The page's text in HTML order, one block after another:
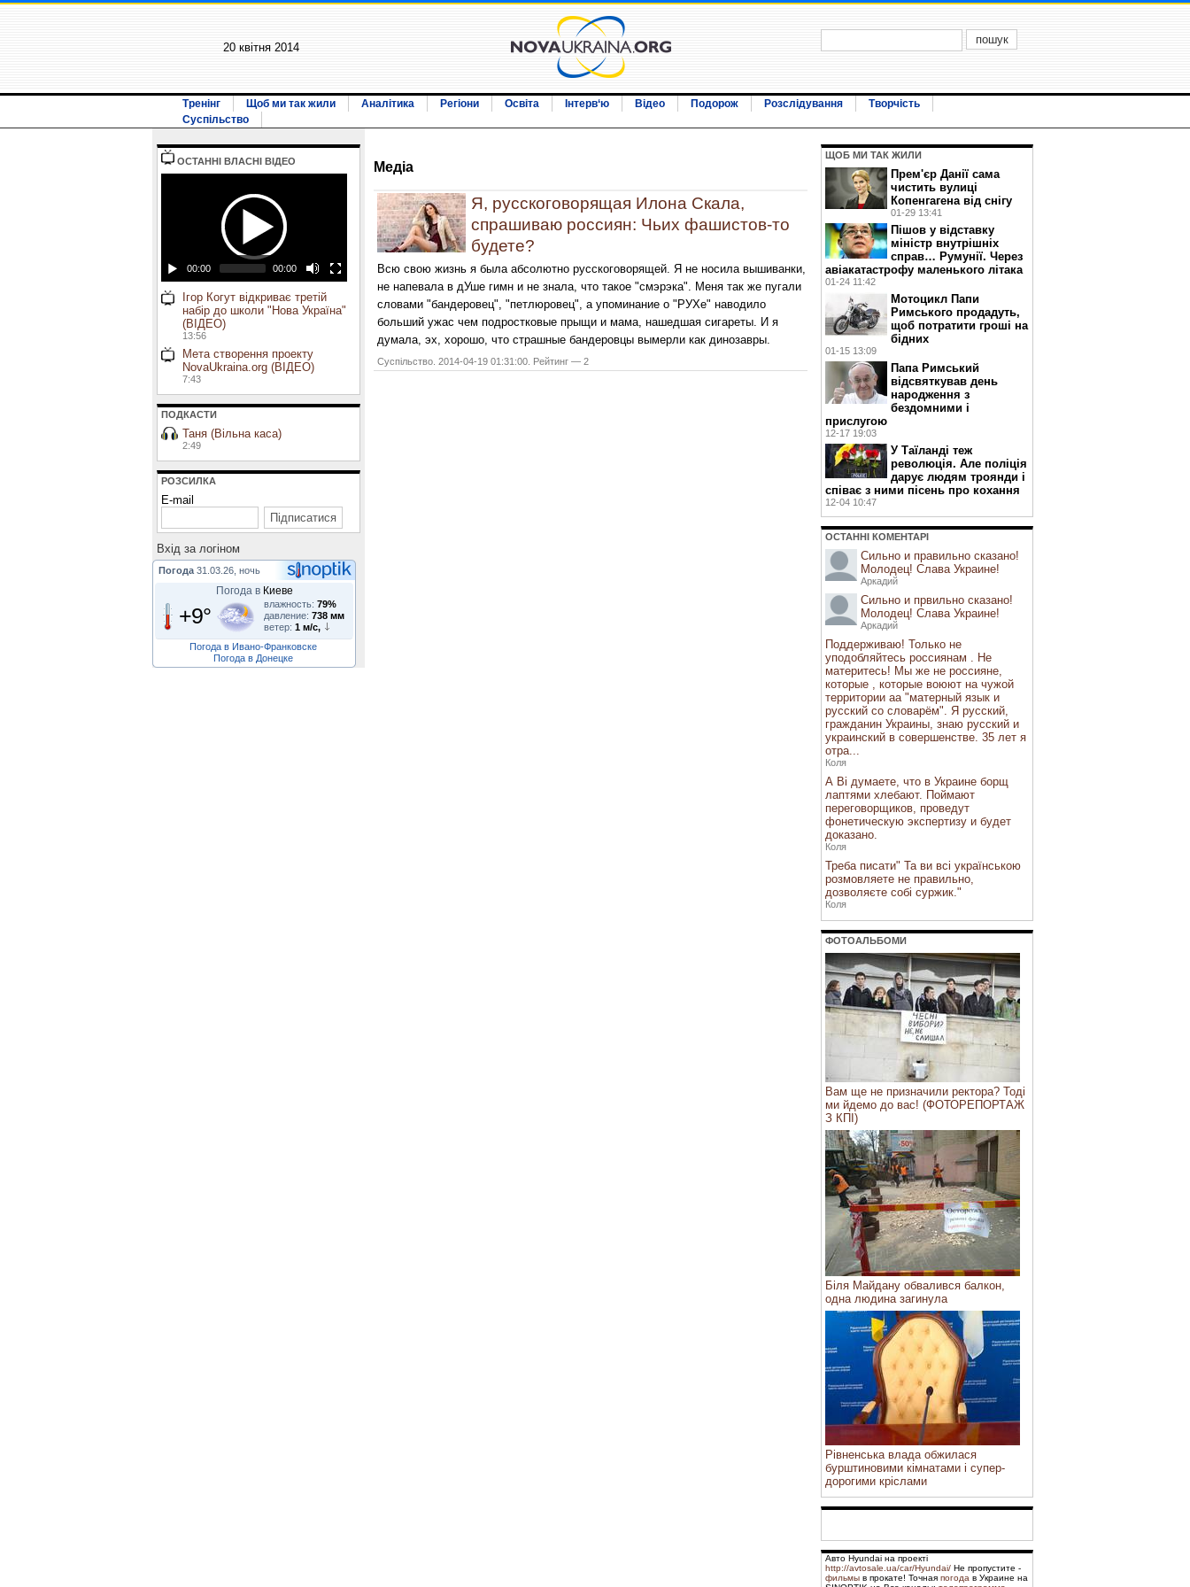
20 квiтня 2014
Тренінг Щоб ми так жили Аналітика Регіони Освіта Інтерв‘ю Відео Подорож Розслідування
Творчість
Суспільство
ОСТАННI ВЛАСНI ВIДЕО
00:00 00:00
Ігор Когут відкриває третій
набір до школи "Нова Україна"
(ВІДЕО)
13:56
Мета створення проекту
NovaUkraina.org (ВІДЕО)
7:43
ПОДКАСТИ
Таня (Вільна каса)
2:49
РОЗСИЛКА
E-mail
Вхiд за логiном
Погода 31.03.26, ночь
Погода в Киеве
+9° влажность: 79%
давление: 738 мм
ветер: 1 м/с,
Погода в Ивано-Франковске
Погода в Донецке
Медiа
Я, русскоговорящая Илона Скала,
спрашиваю россиян: Чьих фашистов-то
будете?
Всю свою жизнь я была абсолютно русскоговорящей. Я не носила вышиванки,
не напевала в дУше гимн и не знала, что такое "смэрэка". Меня так же пугали
словами "бандеровец", "петлюровец", а упоминание о "РУХе" наводило
больший ужас чем подростковые прыщи и мама, нашедшая сигареты. И я
думала, эх, хорошо, что страшные бандеровцы вымерли как динозавры.
Суспільство. 2014-04-19 01:31:00. Рейтинг — 2
ЩОБ МИ ТАК ЖИЛИ
Прем'єр Данії сама
чистить вулиці
Копенгагена від снігу
01-29 13:41
Пішов у відставку
міністр внутрішніх
справ… Румунії. Через
авіакатастрофу маленького літака
01-24 11:42
Мотоцикл Папи
Римського продадуть,
щоб потратити гроші на
бідних
01-15 13:09
Папа Римський
відсвяткував день
народження з
бездомними і
прислугою
12-17 19:03
У Таїланді теж
революція. Але поліція
дарує людям троянди і
співає з ними пісень про кохання
12-04 10:47
ОСТАННI КОМЕНТАРI
Сильно и правильно сказано!
Молодец! Слава Украине!
Аркадий
Сильно и првильно сказано!
Молодец! Слава Украине!
Аркадий
Поддерживаю! Только не
уподобляйтесь россиянам . Не
материтесь! Мы же не россияне,
которые , которые воюют на чужой
территории аа "матерный язык и
русский со словарём". Я русский,
гражданин Украины, знаю русский и
украинский в совершенстве. 35 лет я
отра...
Коля
А Ві думаете, что в Украине борщ
лаптями хлебают. Поймают
переговорщиков, проведут
фонетическую экспертизу и будет
доказано.
Коля
Треба писати" Та ви всі українською
розмовляете не правильно,
дозволяєте собі суржик."
Коля
ФОТОАЛЬБОМИ
Вам ще не призначили ректора? Тоді
ми йдемо до вас! (ФОТОРЕПОРТАЖ
З КПІ)
Біля Майдану обвалився балкон,
одна людина загинула
Рівненська влада обжилася
бурштиновими кімнатами і супер-
дорогими кріслами
Авто Hyundai на проекті
http://avtosale.ua/car/Hyundai/ Не пропустите -
фильмы в прокате! Точная погода в Украине на